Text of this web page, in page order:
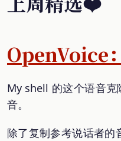
OpenVoice
My shell 的这个语音
音。
除了复制参考说话者的